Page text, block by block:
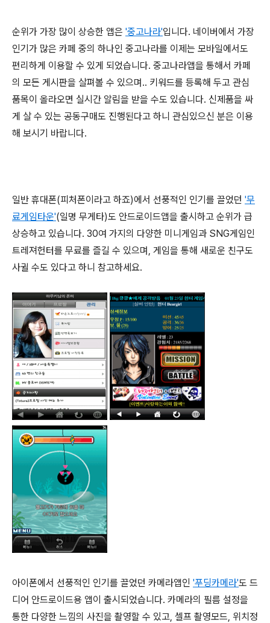
순위가 가장 많이 상승한 앱은 '중고나라'입니다. 네이버에서 가장
인기가 많은 카페 중의 하나인 중고나라를 이제는 모바일에서도
편리하게 이용할 수 있게 되었습니다. 중고나라앱을 통해서 카페
의 모든 게시판을 살펴볼 수 있으며.. 키워드를 등록해 두고 관심
품목이 올라오면 실시간 알림을 받을 수도 있습니다. 신제품을 싸
게 살 수 있는 공동구매도 진행된다고 하니 관심있으신 분은 이용
해 보시기 바랍니다.
일반 휴대폰(피처폰이라고 하죠)에서 선풍적인 인기를 끌었던 '무
료게임타운'(일명 무게타)도 안드로이드앱을 출시하고 순위가 급
상승하고 있습니다. 30여 가지의 다양한 미니게임과 SNG게임인
트레져헌터를 무료를 즐길 수 있으며, 게임을 통해 새로운 친구도
사귈 수도 있다고 하니 참고하세요.
아이폰에서 선풍적인 인기를 끌었던 카메라앱인 '푸딩카메라'도 드
디어 안드로이드용 앱이 출시되었습니다. 카메라의 필름 설정을
통한 다양한 느낌의 사진을 촬영할 수 있고, 셀프 촬영모드, 위치정